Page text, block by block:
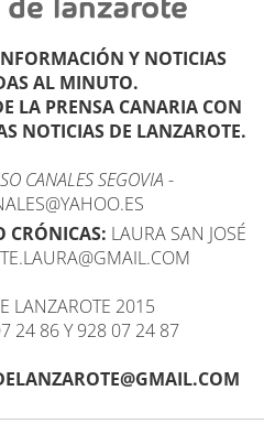
Y NOTICIAS
AL MINUTO.
LA PRENSA CANARIA CON
NOTICIAS DE LANZAROTE.
CANALES SEGOVIA -
CRÓNICAS: LAURA SAN JOSÉ
LANZAROTE 2015
24 86 Y 928 07 24 87